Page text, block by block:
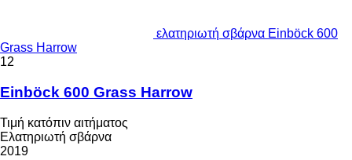
ελατηριωτή σβάρνα Einböck 600
Grass Harrow
12
Einböck 600 Grass Harrow
Τιμή κατόπιν αιτήματος
Ελατηριωτή σβάρνα
2019